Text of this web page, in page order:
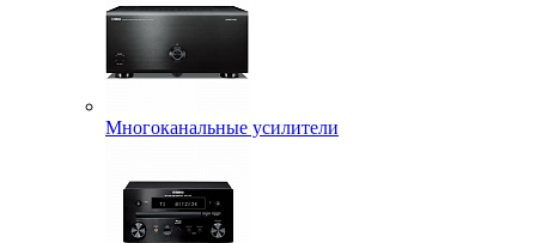
Многоканальные усилители